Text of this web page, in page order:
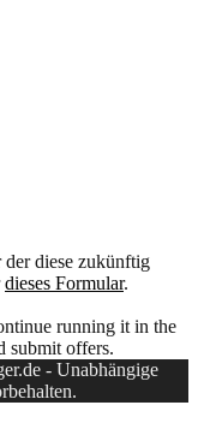
der diese zukünftig
dieses Formular.
running it in the
submit offers.
- Unabhängige